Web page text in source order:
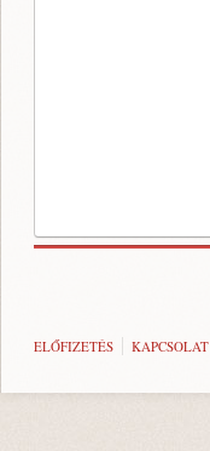
ELŐFIZETÉS KAPCSOLAT